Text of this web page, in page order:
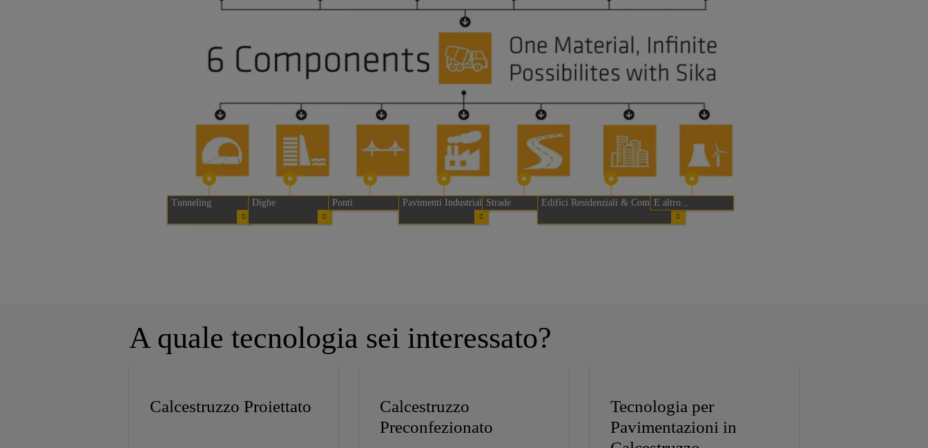
Tunneling Dighe Ponti Pavimenti Industriali Strade Edifici Residenziali & Commerciali
E altro...
A quale tecnologia sei interessato?
Calcestruzzo Proiettato
Calcestruzzo
Preconfezionato
Tecnologia per
Pavimentazioni in